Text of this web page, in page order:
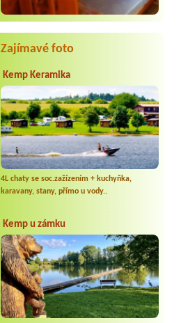
Zajímavé foto
Kemp Keramika
4L chaty se soc.zažízením + kuchyňka,
karavany, stany, přímo u vody..
Kemp u zámku